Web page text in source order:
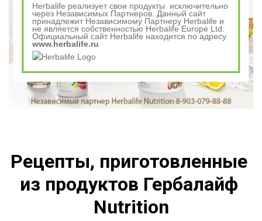
Рецепты, приготовленные
из продуктов Гербалайф
Nutrition
Herbalife реализует свои продукты исключительно
через Независимых Партнеров. Данный сайт
принадлежит Независимому Партнеру Herbalife и
не является собственностью Herbalife Europe Ltd.
Официальный сайт Herbalife находится по адресу
www.herbalife.ru